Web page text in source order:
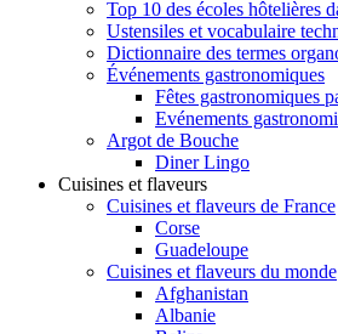
Top 10 des écoles hôtelières
Ustensiles et vocabulaire
Dictionnaire des termes
Événements gastronomiques
Fêtes gastronomiques
Evénements
Argot de Bouche
Diner Lingo
Cuisines et flaveurs
Cuisines et flaveurs de France
Corse
Guadeloupe
Cuisines et flaveurs du monde
Afghanistan
Albanie